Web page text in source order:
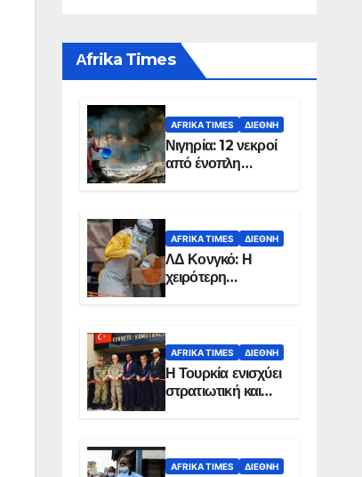
Αfrika Times
AFRIKA TIMES ΔΙΕΘΝΉ
Νιγηρία: 12 νεκροί
από ένοπλη
επίθεση σε χωριό
AFRIKA TIMES ΔΙΕΘΝΉ
ΛΔ Κονγκό: Η
χειρότερη
επιδημία Έμπολα
χώρας
AFRIKA TIMES ΔΙΕΘΝΉ
Η Τουρκία ενισχύει
στρατιωτική και
ενεργειακή
Σομαλία
AFRIKA TIMES ΔΙΕΘΝΉ